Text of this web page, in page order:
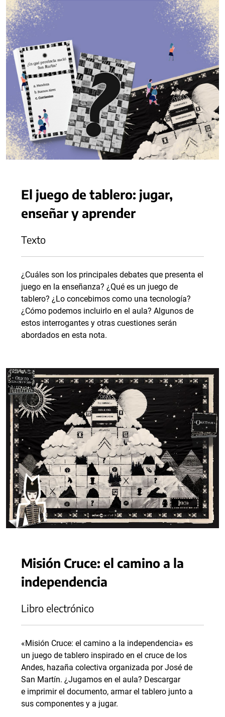
El juego de tablero: jugar,
enseñar y aprender
Texto
¿Cuáles son los principales debates que presenta el
juego en la enseñanza? ¿Qué es un juego de
tablero? ¿Lo concebimos como una tecnología?
¿Cómo podemos incluirlo en el aula? Algunos de
estos interrogantes y otras cuestiones serán
abordados en esta nota.
Misión Cruce: el camino a la
independencia
Libro electrónico
«Misión Cruce: el camino a la independencia» es
un juego de tablero inspirado en el cruce de los
Andes, hazaña colectiva organizada por José de
San Martín. ¿Jugamos en el aula? Descargar
e imprimir el documento, armar el tablero junto a
sus componentes y a jugar.